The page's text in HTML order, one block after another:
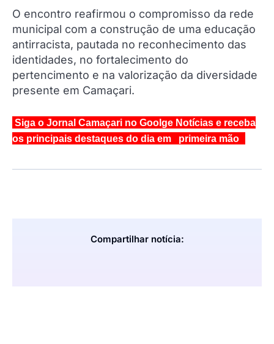
O encontro reafirmou o compromisso da rede
municipal com a construção de uma educação
antirracista, pautada no reconhecimento das
identidades, no fortalecimento do
pertencimento e na valorização da diversidade
presente em Camaçari.
Siga o Jornal Camaçari no Goolge Notícias e receba
os principais destaques do dia em primeira mão
Compartilhar notícia: